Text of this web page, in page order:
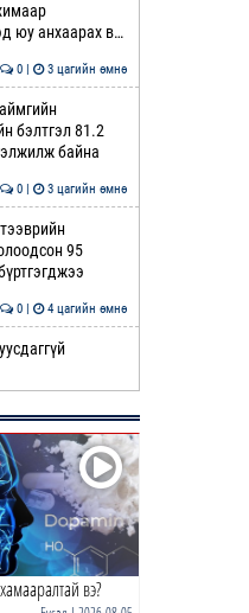
юу анхаарах в…
0 | 3 цагийн өмнө
бэлтгэл 81.2
байна
0 | 3 цагийн өмнө
95
0 | 4 цагийн өмнө
ын бүлэг
0 | 4 цагийн өмнө
арын
вэ?